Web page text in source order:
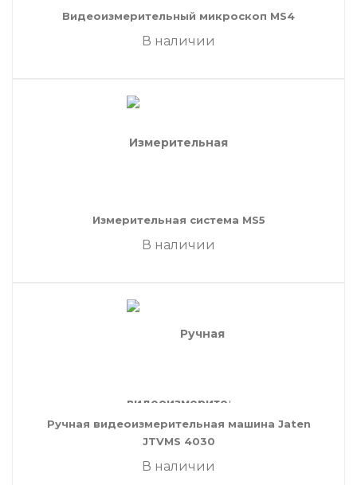
Видеоизмерительный микроскоп MS4
В наличии
Измерительная система MS5
В наличии
Ручная видеоизмерительная машина Jaten
JTVMS 4030
В наличии